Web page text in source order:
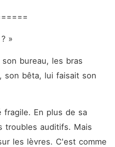
»
bureau, les bras
son bêta, lui faisait son
fragile. En plus de sa
troubles auditifs. Mais
les lèvres. C'est comme